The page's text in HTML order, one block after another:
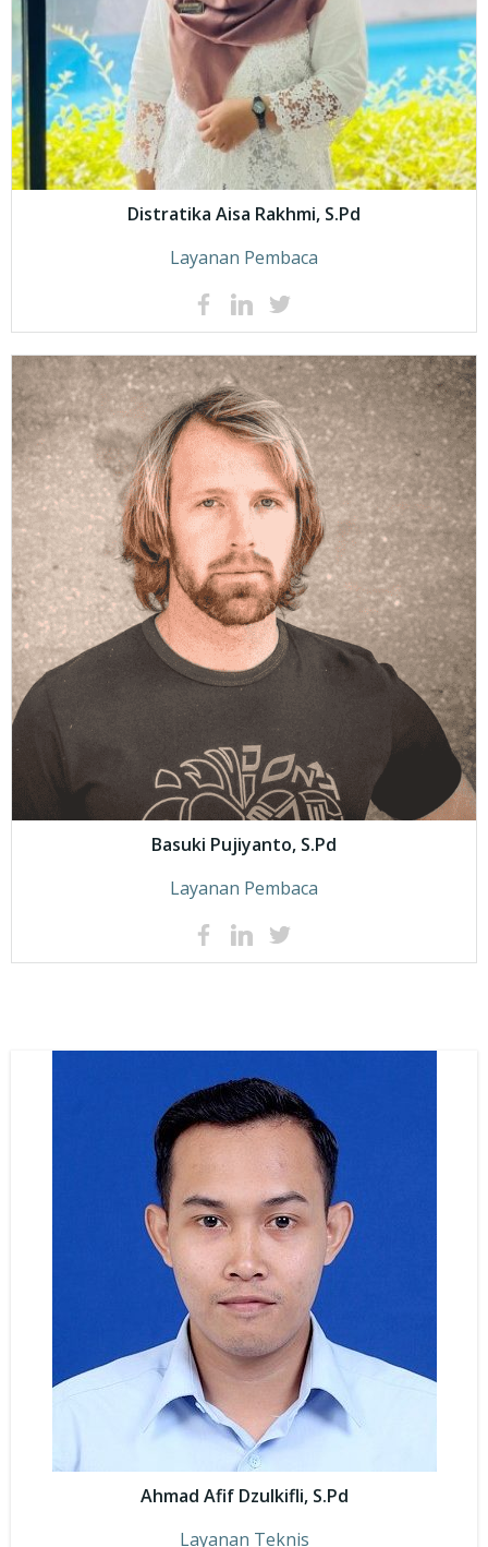
Distratika Aisa Rakhmi, S.Pd
Layanan Pembaca
Basuki Pujiyanto, S.Pd
Layanan Pembaca
Ahmad Afif Dzulkifli, S.Pd
Layanan Teknis